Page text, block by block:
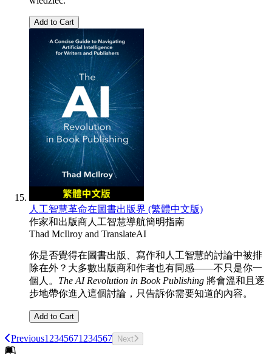
Add to Cart
人工智慧革命在圖書出版界 (繁體中文版)
作家和出版商人工智慧導航簡明指南
Thad McIlroy and TranslateAI
你是否覺得在圖書出版、寫作和人工智慧的討論中被排
除在外？大多數出版商和作者也有同感——不只是你一
個人。 The AI Revolution in Book Publishing 將會溫和且逐
步地帶你進入這個討論，只告訴你需要知道的內容。
Add to Cart
Previous1 2345671 234567 Next
Footer